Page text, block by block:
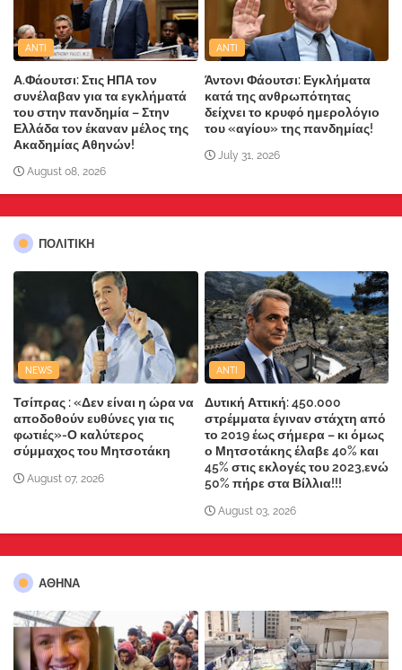
ANTI
Α.Φάουτσι: Στις ΗΠΑ τον
συνέλαβαν για τα εγκλήματά
του στην πανδημία – Στην
Ελλάδα τον έκαναν μέλος της
Ακαδημίας Αθηνών!
August 08, 2026
ANTI
Άντονι Φάουτσι: Εγκλήματα
κατά της ανθρωπότητας
δείχνει το κρυφό ημερολόγιο
του «αγίου» της πανδημίας!
July 31, 2026
ΠΟΛΙΤΙΚΗ
NEWS
Τσίπρας : «Δεν είναι η ώρα να
αποδοθούν ευθύνες για τις
φωτιές»-Ο καλύτερος
σύμμαχος του Μητσοτάκη
August 07, 2026
ANTI
Δυτική Αττική: 450.000
στρέμματα έγιναν στάχτη από
το 2019 έως σήμερα – κι όμως
ο Μητσοτάκης έλαβε 40% και
45% στις εκλογές του 2023,ενώ
50% πήρε στα Βίλλια!!!
August 03, 2026
ΑΘΗΝΑ